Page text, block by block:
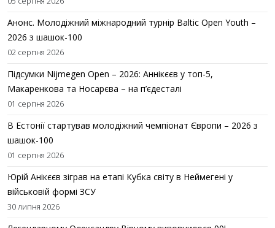
Анонс. Молодіжний міжнародний турнір Baltic Open Youth –
2026 з шашок-100
02 серпня 2026
Підсумки Nijmegen Open – 2026: Аннікєєв у топ-5,
Макаренкова та Носарєва – на п’єдесталі
01 серпня 2026
В Естонії стартував молодіжний чемпіонат Європи – 2026 з
шашок-100
01 серпня 2026
Юрій Анікєєв зіграв на етапі Кубка світу в Неймегені у
військовій формі ЗСУ
30 липня 2026